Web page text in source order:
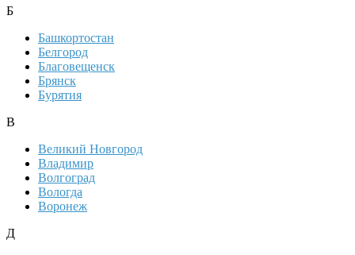
Б
Башкортостан
Белгород
Благовещенск
Брянск
Бурятия
В
Великий Новгород
Владимир
Волгоград
Вологда
Воронеж
Д